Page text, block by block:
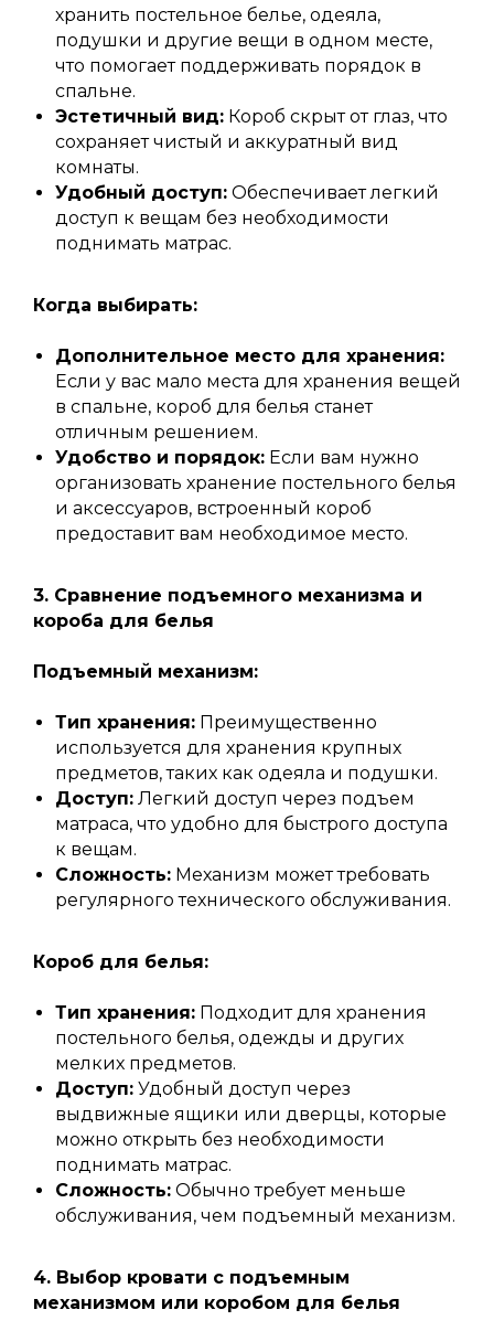
хранить постельное белье, одеяла,
подушки и другие вещи в одном месте,
что помогает поддерживать порядок в
спальне.
Эстетичный вид: Короб скрыт от глаз, что
сохраняет чистый и аккуратный вид
комнаты.
Удобный доступ: Обеспечивает легкий
доступ к вещам без необходимости
поднимать матрас.
Когда выбирать:
Дополнительное место для хранения:
Если у вас мало места для хранения вещей
в спальне, короб для белья станет
отличным решением.
Удобство и порядок: Если вам нужно
организовать хранение постельного белья
и аксессуаров, встроенный короб
предоставит вам необходимое место.
3. Сравнение подъемного механизма и
короба для белья
Подъемный механизм:
Тип хранения: Преимущественно
используется для хранения крупных
предметов, таких как одеяла и подушки.
Доступ: Легкий доступ через подъем
матраса, что удобно для быстрого доступа
к вещам.
Сложность: Механизм может требовать
регулярного технического обслуживания.
Короб для белья:
Тип хранения: Подходит для хранения
постельного белья, одежды и других
мелких предметов.
Доступ: Удобный доступ через
выдвижные ящики или дверцы, которые
можно открыть без необходимости
поднимать матрас.
Сложность: Обычно требует меньше
обслуживания, чем подъемный механизм.
4. Выбор кровати с подъемным
механизмом или коробом для белья